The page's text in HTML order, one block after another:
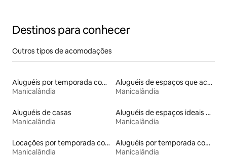
Destinos para conhecer
Outros tipos de acomodações
Aluguéis por temporada com café da manhã
Manicalândia
Aluguéis de espaços que aceitam animais de estimação
Manicalândia
Aluguéis de casas
Manicalândia
Aluguéis de espaços ideais para famílias
Manicalândia
Locações por temporada com piscina
Manicalândia
Aluguéis por temporada com acesso ao lago
Manicalândia